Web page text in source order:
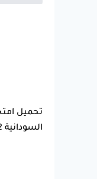
تحميل
السودانية 2022 pdf